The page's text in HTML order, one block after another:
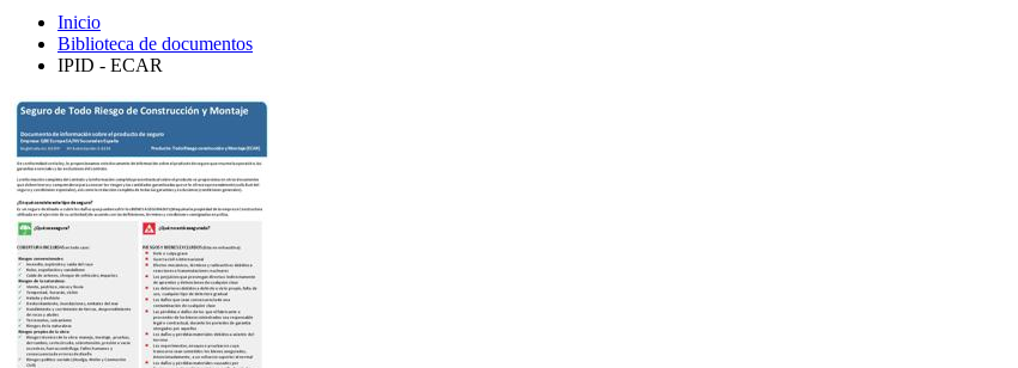
Inicio
Biblioteca de documentos
IPID - ECAR